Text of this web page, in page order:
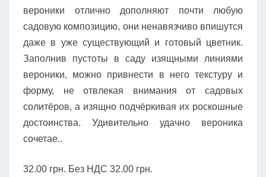
вероники отлично дополняют почти любую
садовую композицию, они ненавязчиво впишутся
даже в уже существующий и готовый цветник.
Заполнив пустоты в саду изящными линиями
вероники, можно привнести в него текстуру и
форму, не отвлекая внимания от садовых
солитёров, а изящно подчёркивая их роскошные
достоинства. Удивительно удачно вероника
сочетае..
32.00 грн. Без НДС 32.00 грн.